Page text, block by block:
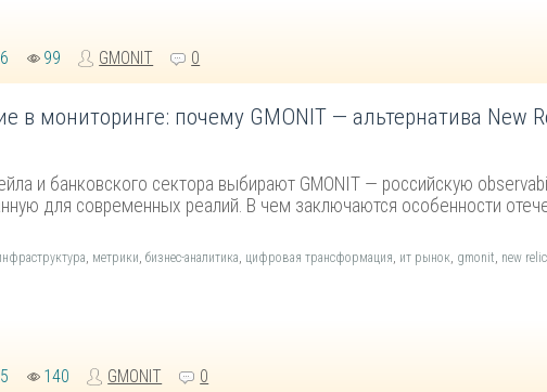
99 GMONIT 0
в мониторинге: почему GMONIT — альтернатива New
и банковского сектора выбирают GMONIT — российскую
для современных реалий. В чем заключаются особенности
, метрики,бизнес-аналитика, цифровая трансформация, ит рынок, gmonit, new relic
140 GMONIT 0